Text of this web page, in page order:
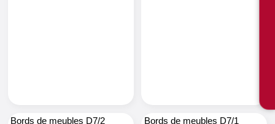
Bords de meubles D7/2
Bords de meubles D7/1